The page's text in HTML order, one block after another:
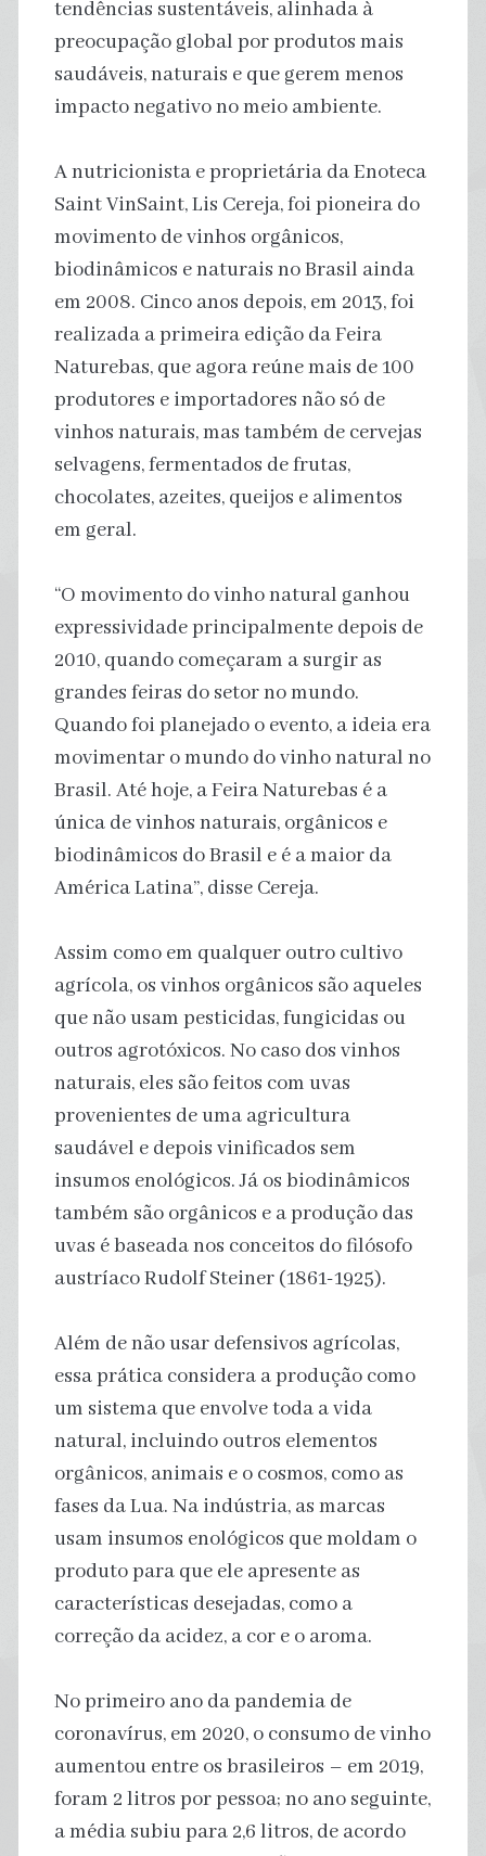
tendências sustentáveis, alinhada à
preocupação global por produtos mais
saudáveis, naturais e que gerem menos
impacto negativo no meio ambiente.
A nutricionista e proprietária da Enoteca
Saint VinSaint, Lis Cereja, foi pioneira do
movimento de vinhos orgânicos,
biodinâmicos e naturais no Brasil ainda
em 2008. Cinco anos depois, em 2013, foi
realizada a primeira edição da Feira
Naturebas, que agora reúne mais de 100
produtores e importadores não só de
vinhos naturais, mas também de cervejas
selvagens, fermentados de frutas,
chocolates, azeites, queijos e alimentos
em geral.
“O movimento do vinho natural ganhou
expressividade principalmente depois de
2010, quando começaram a surgir as
grandes feiras do setor no mundo.
Quando foi planejado o evento, a ideia era
movimentar o mundo do vinho natural no
Brasil. Até hoje, a Feira Naturebas é a
única de vinhos naturais, orgânicos e
biodinâmicos do Brasil e é a maior da
América Latina”, disse Cereja.
Assim como em qualquer outro cultivo
agrícola, os vinhos orgânicos são aqueles
que não usam pesticidas, fungicidas ou
outros agrotóxicos. No caso dos vinhos
naturais, eles são feitos com uvas
provenientes de uma agricultura
saudável e depois vinificados sem
insumos enológicos. Já os biodinâmicos
também são orgânicos e a produção das
uvas é baseada nos conceitos do filósofo
austríaco Rudolf Steiner (1861-1925).
Além de não usar defensivos agrícolas,
essa prática considera a produção como
um sistema que envolve toda a vida
natural, incluindo outros elementos
orgânicos, animais e o cosmos, como as
fases da Lua. Na indústria, as marcas
usam insumos enológicos que moldam o
produto para que ele apresente as
características desejadas, como a
correção da acidez, a cor e o aroma.
No primeiro ano da pandemia de
coronavírus, em 2020, o consumo de vinho
aumentou entre os brasileiros – em 2019,
foram 2 litros por pessoa; no ano seguinte,
a média subiu para 2,6 litros, de acordo